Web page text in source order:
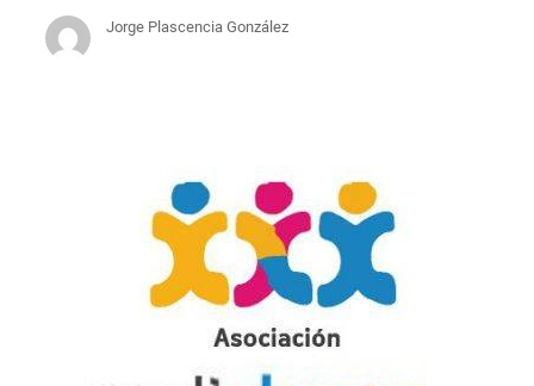
Jorge Plascencia González